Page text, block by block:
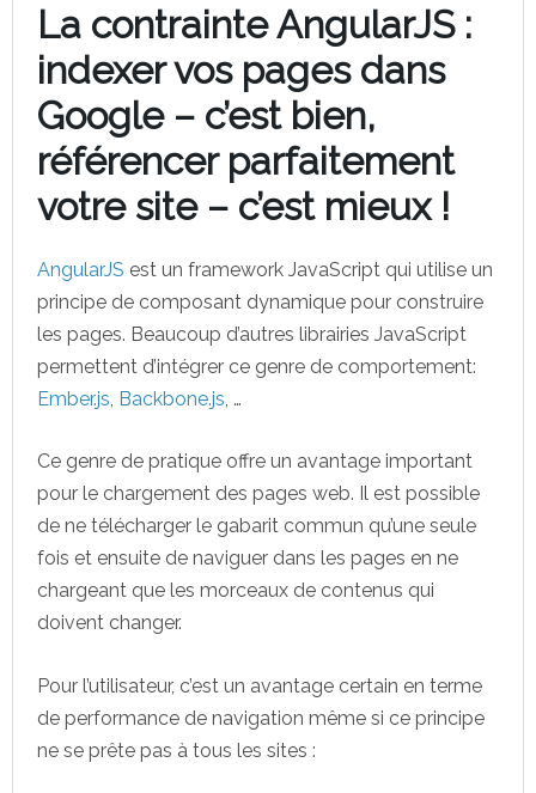
La contrainte AngularJS :
indexer vos pages dans
Google – c’est bien,
référencer parfaitement
votre site – c’est mieux !
AngularJS est un framework JavaScript qui utilise un
principe de composant dynamique pour construire
les pages. Beaucoup d’autres librairies JavaScript
permettent d’intégrer ce genre de comportement:
Ember.js Backbone.js , …
Ce genre de pratique offre un avantage important
pour le chargement des pages web. Il est possible
de ne télécharger le gabarit commun qu’une seule
fois et ensuite de naviguer dans les pages en ne
chargeant que les morceaux de contenus qui
doivent changer.
Pour l’utilisateur, c’est un avantage certain en terme
de performance de navigation même si ce principe
ne se prête pas à tous les sites :